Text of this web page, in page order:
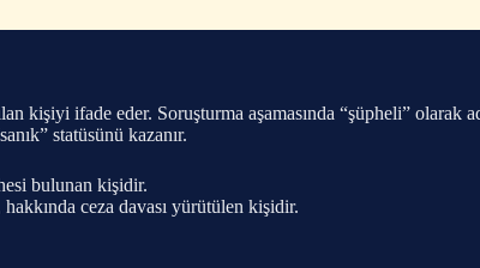
kişiyi ifade eder. Soruşturma aşamasında “şüpheli”
statüsünü kazanır.
bulunan kişidir.
ceza davası yürütülen kişidir.